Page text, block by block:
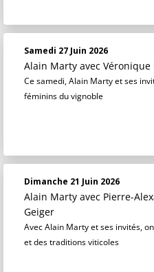
Samedi 27 Juin 2026
Alain Marty avec
Ce samedi, Alain Marty et ses
féminins du vignoble
Dimanche 21 Juin 2026
Alain Marty avec Pierre-
Geiger
Avec Alain Marty et ses invités,
et des traditions viticoles